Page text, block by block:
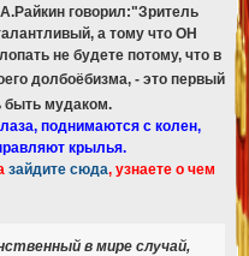
говорил:"Зритель
а тому что ОН
не будете потому, что в
долбоёбизма, - это первый
быть мудаком.
поднимаются с колен,
крылья.
зайдите сюда, узнаете о чем
в мире случай,